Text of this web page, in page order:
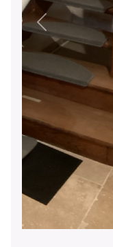
Précédent